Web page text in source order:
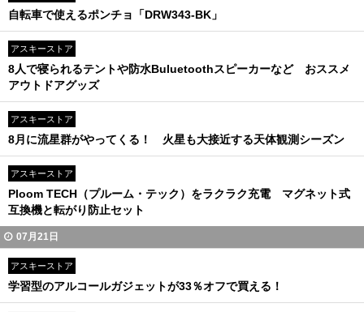
自転車で使えるポンチョ「DRW343-BK」
アスキーストア
8人で寝られるテントや防水Buluetoothスピーカーなど おススメ
アウトドアグッズ
アスキーストア
8月に流星群がやってくる！ 火星も大接近する天体観測シーズン
アスキーストア
Ploom TECH（プルーム・テック）をラクラク充電 マグネット式
互換機と転がり防止セット
07月21日
アスキーストア
学習型のアルコールガジェットが33％オフで買える！